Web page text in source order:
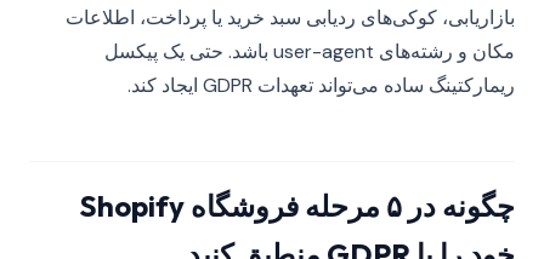
بازاریابی، کوکی‌های ردیابی سبد خرید یا پرداخت، اطلاعات
مکان و رشته‌های user-agent باشد. حتی یک پیکسل
ریمارکتینگ ساده می‌تواند تعهدات GDPR ایجاد کند.
چگونه در ۵ مرحله فروشگاه Shopify